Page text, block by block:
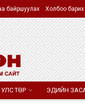
байршуулах Холбоо барих
УЛС ТӨР ЭДИЙН